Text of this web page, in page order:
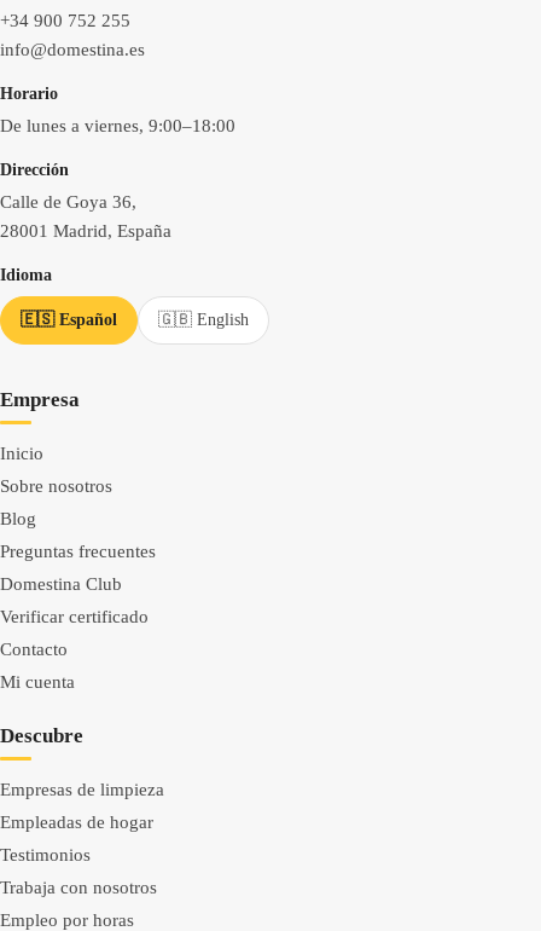
+34 900 752 255
info@domestina.es
Horario
De lunes a viernes, 9:00–18:00
Dirección
Calle de Goya 36,
28001 Madrid, España
Idioma
🇪🇸 Español 🇬🇧 English
Empresa
Inicio
Sobre nosotros
Blog
Preguntas frecuentes
Domestina Club
Verificar certificado
Contacto
Mi cuenta
Descubre
Empresas de limpieza
Empleadas de hogar
Testimonios
Trabaja con nosotros
Empleo por horas